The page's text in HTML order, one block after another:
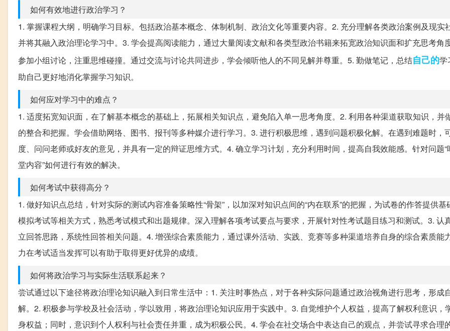
如何有效地进行政治学习？
1. 掌握课程大纲，明确学习目标。包括政治基本概念、体制机制、政治文化等重要内容。2. 充分理解各类政治案例及现实
并将其融入政治理论学习中。3. 学会提高阅读能力，通过大量阅读文献和各类型政治书籍来拓宽政治知识面和扩充思考角
参加小组讨论，注重思维碰撞。通过交流与讨论共同进步，学会倾听他人的不同见解并尊重。5. 勤做笔记，总结自己的学
助自己更好地消化掌握学习知识。
如何应对学习中的难点？
1. 适度拓宽知识面，在了解基本概念的基础上，拓展相关知识点，避免陷入单一思考角度。2. 利用各种渠道获取知识，并
的整合和把握。学会借助网络、图书、报刊等多种媒介进行学习。3. 进行积极思维，遇到问题积极化解。在遇到难题时，
度、问问老师或好友的意见，并具有一定的辩证思维方式。4. 确立学习计划，充分利用时间，提高自我效能感。针对问题
堂内容”如何进行有效的解决。
如何考试中获得高分？
1. 做好知识点总结，针对实际的测试内容准备策略性“骨架”，以加深对知识点间的“内在联系”的把握，为试卷的作答提供基
模拟考试等相关方式，熟悉考试模式和出题规律。深入理解各项考试要点与要求，开展针对性考试题目练习和测试。3. 认
立回答思路，系统性回答相关问题。4. 增强综合素质能力，通过课外活动、实践、竞赛等多种渠道培养自身的综合素质能
力在考试适当发挥可以有助于取得更好优异的成绩。
如何将政治学习与实际生活联系起来？
尝试通过以下途径将政治理论知识融入到日常生活中：1. 关注时事热点，对于各种实际问题通过政治视角进行思考，形成
解。2. 积极参与学校及社会活动，学以致用，将政治理论知识应用于实践中。3. 自觉维护个人权益，提高了解权利意识，
身权益；同时，意识到个人权利与社会责任并重，成为积极公民。4. 学会在社交场合中表达自己的观点，并尝试寻求合理